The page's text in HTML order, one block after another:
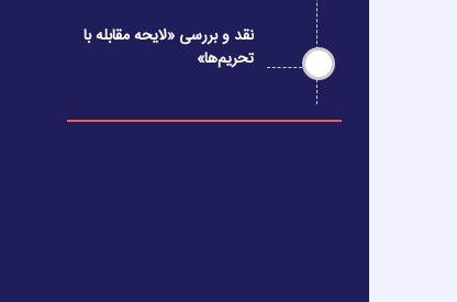
نقد و بررسی «لایحه مقابله با
تحریم‌ها»